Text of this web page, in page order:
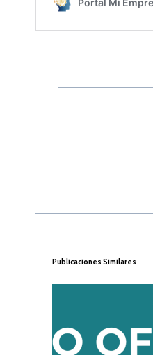
Publicaciones Similares